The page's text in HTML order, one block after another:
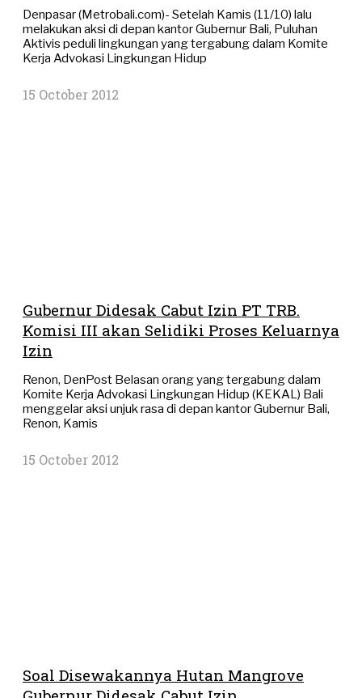
Denpasar (Metrobali.com)- Setelah Kamis (11/10) lalu
melakukan aksi di depan kantor Gubernur Bali, Puluhan
Aktivis peduli lingkungan yang tergabung dalam Komite
Kerja Advokasi Lingkungan Hidup
15 October 2012
Gubernur Didesak Cabut Izin PT TRB.
Komisi III akan Selidiki Proses Keluarnya
Izin
Renon, DenPost Belasan orang yang tergabung dalam
Komite Kerja Advokasi Lingkungan Hidup (KEKAL) Bali
menggelar aksi unjuk rasa di depan kantor Gubernur Bali,
Renon, Kamis
15 October 2012
Soal Disewakannya Hutan Mangrove